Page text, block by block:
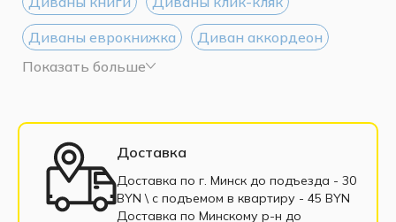
Диваны еврокнижка
Диван аккордеон
Диваны Дельфин
Диваны 200 см
Трёхместные диван
Односпальные диваны
Софа
Диваны с пенополиуретаном
Показать больше
Доставка
Доставка по г. Минск до подъезда - 30
BYN \ c подъемом в квартиру - 45 BYN
Доставка по Минскому р-н до